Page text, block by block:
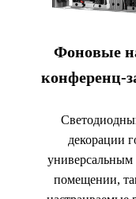
Фоновые
конференц-
декорации
универсальным
помещении,